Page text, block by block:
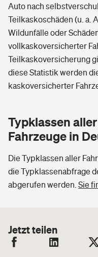
Auto nach
Teilkaskoschäden (u. a.
Wildunfälle oder
vollkaskoversicherter
Teilkaskoversicherung
diese Statistik werden
kaskoversicherter
Typklassen
Fahrzeuge in
Die Typklassen aller
die Typklassenabfrage
abgerufen werden. Sie
Jetzt teilen